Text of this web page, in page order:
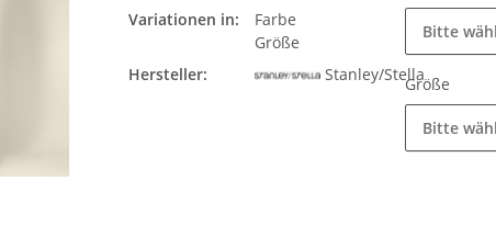
Variationen in:
Farbe
Größe
Hersteller:
Stanley/Stella
Bitte
Größe
Bitte